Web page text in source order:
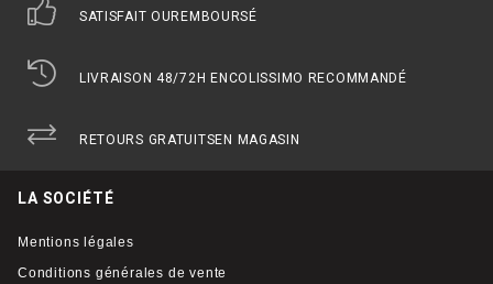
SATISFAIT OUREMBOURSÉ
LIVRAISON 48/72H ENCOLISSIMO RECOMMANDÉ
RETOURS GRATUITSEN MAGASIN
LA SOCIÉTÉ
Mentions légales
Conditions générales de vente